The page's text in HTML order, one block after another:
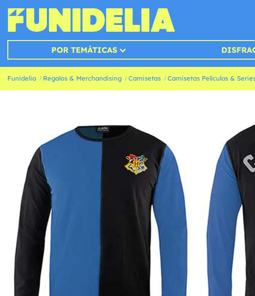
POR TEMÁTICAS
Funidelia Regalos & Merchandising Camisetas Camisetas Películas &